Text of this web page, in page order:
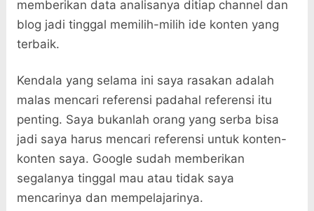
memberikan data analisanya ditiap channel dan
blog jadi tinggal memilih-milih ide konten yang
terbaik.
Kendala yang selama ini saya rasakan adalah
malas mencari referensi padahal referensi itu
penting. Saya bukanlah orang yang serba bisa
jadi saya harus mencari referensi untuk konten-
konten saya. Google sudah memberikan
segalanya tinggal mau atau tidak saya
mencarinya dan mempelajarinya.